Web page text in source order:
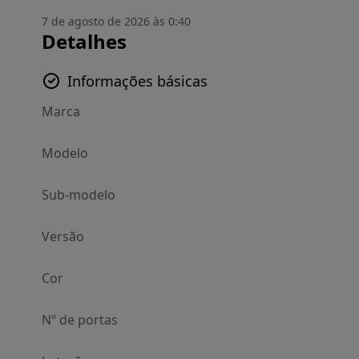
7 de agosto de 2026 às 0:40
Detalhes
Informações básicas
Marca
Modelo
Sub-modelo
Versão
Cor
Nº de portas